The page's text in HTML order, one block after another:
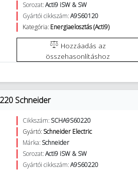
Sorozat:Acti9 iSW & SW
Gyártói cikkszám:A9S60120
Kategória: Energiaelosztás (Acti9)
összehasonlításhoz
Schneider
Cikkszám: SCHA9S60220
Gyártó: Schneider Electric
Márka: Schneider
Sorozat:Acti9 iSW & SW
Gyártói cikkszám:A9S60220